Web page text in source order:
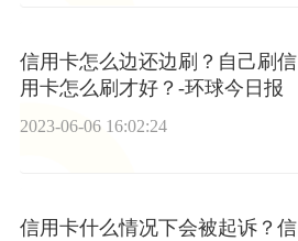
信用卡怎么边还边刷？自己刷信
用卡怎么刷才好？-环球今日报
2023-06-06 16:02:24
信用卡什么情况下会被起诉？信